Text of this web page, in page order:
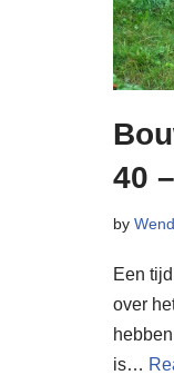
40
by
Een
over
is…